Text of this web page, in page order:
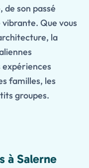
son passé
Que vous
la
familles, les
groupes.
à Salerne